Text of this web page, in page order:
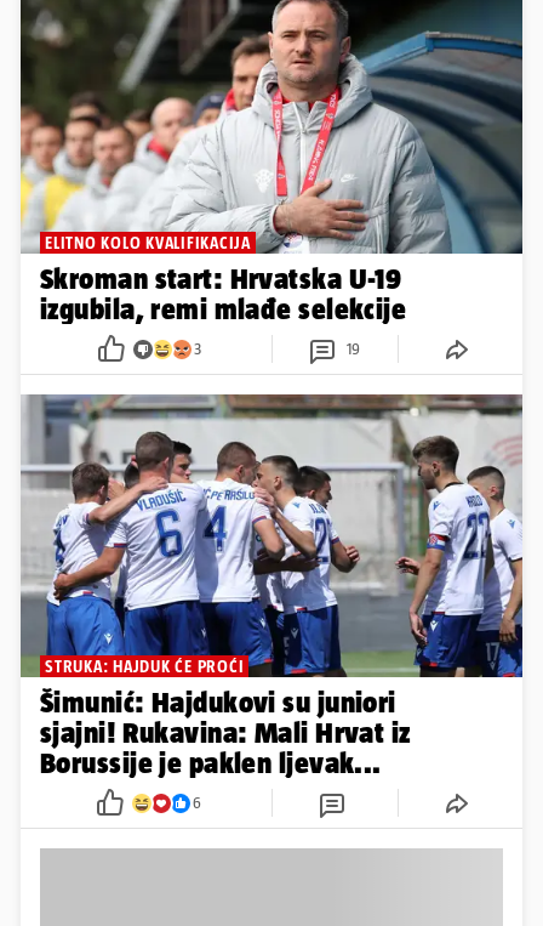
MLADI NOGOMETAŠI
Hrvatska U-19 sve dalje od Eura.
Šimunićevi kiksali kod Švedske
2 11
ELITNO KOLO KVALIFIKACIJA
Skroman start: Hrvatska U-19
izgubila, remi mlađe selekcije
3 19